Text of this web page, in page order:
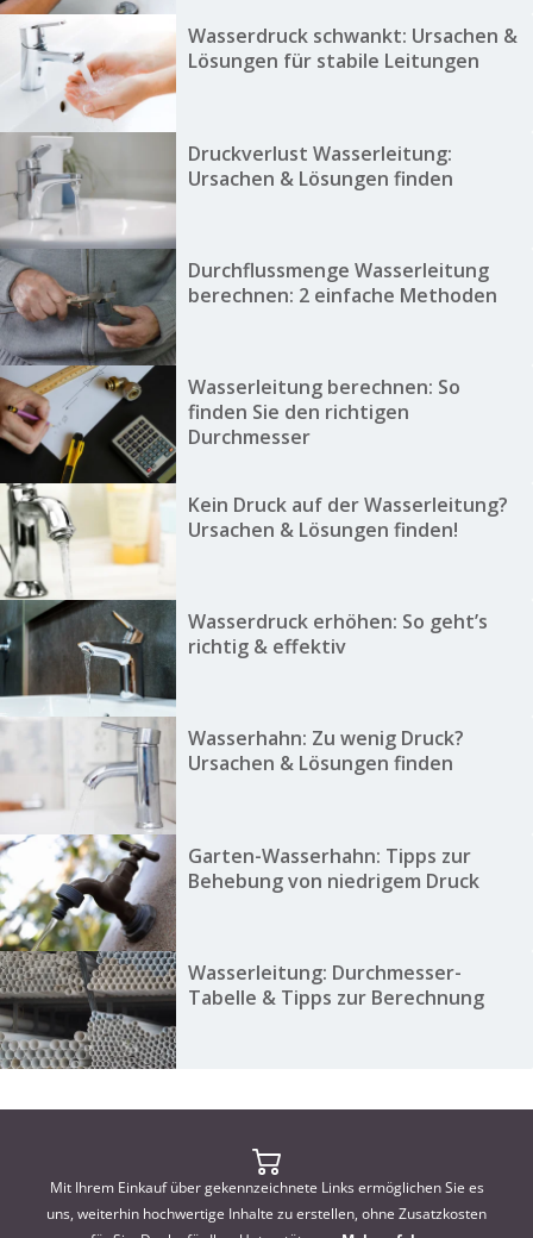
Wasserdruck schwankt: Ursachen &
Lösungen für stabile Leitungen
Druckverlust Wasserleitung:
Ursachen & Lösungen finden
Durchflussmenge Wasserleitung
berechnen: 2 einfache Methoden
Wasserleitung berechnen: So
finden Sie den richtigen
Durchmesser
Kein Druck auf der Wasserleitung?
Ursachen & Lösungen finden!
Wasserdruck erhöhen: So geht’s
richtig & effektiv
Wasserhahn: Zu wenig Druck?
Ursachen & Lösungen finden
Garten-Wasserhahn: Tipps zur
Behebung von niedrigem Druck
Wasserleitung: Durchmesser-
Tabelle & Tipps zur Berechnung
Mit Ihrem Einkauf über gekennzeichnete Links ermöglichen Sie es
uns, weiterhin hochwertige Inhalte zu erstellen, ohne Zusatzkosten